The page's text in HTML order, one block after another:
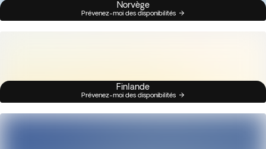
Norvège
Prévenez-moi des disponibilités
Finlande
Prévenez-moi des disponibilités